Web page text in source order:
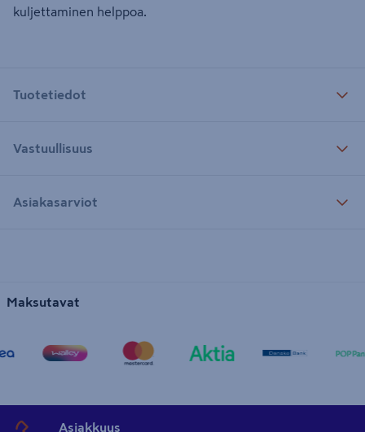
kuljettaminen helppoa.
Tuotetiedot
Vastuullisuus
Asiakasarviot
Maksutavat
Asiakkuus